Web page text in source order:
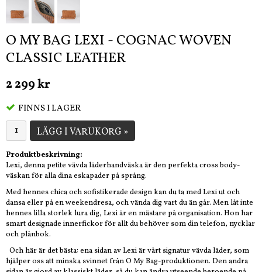
O MY BAG LEXI - COGNAC WOVEN
CLASSIC LEATHER
2 299 kr
FINNS I LAGER
LÄGG I VARUKORG »
Produktbeskrivning:
Lexi, denna petite vävda läderhandväska är den perfekta cross body-
väskan för alla dina eskapader på språng.
Med hennes chica och sofistikerade design kan du ta med Lexi ut och
dansa eller på en weekendresa, och vända dig vart du än går. Men låt inte
hennes lilla storlek lura dig, Lexi är en mästare på organisation. Hon har
smart designade innerfickor för allt du behöver som din telefon, nycklar
och plånbok.
Och här är det bästa: ena sidan av Lexi är vårt signatur vävda läder, som
hjälper oss att minska svinnet från O My Bag-produktionen. Den andra